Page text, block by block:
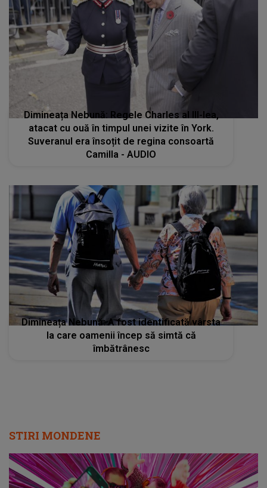
Dimineața Nebună: Regele Charles al III-lea,
atacat cu ouă în timpul unei vizite în York.
Suveranul era însoțit de regina consoartă
Camilla - AUDIO
Dimineața Nebună: A fost identificată vârsta
la care oamenii încep să simtă că
îmbătrânesc
STIRI MONDENE